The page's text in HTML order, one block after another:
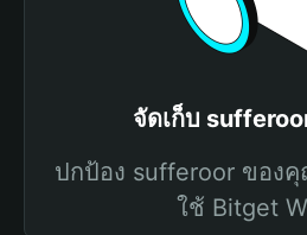
จัดเก็บ
ปกป้อง sufferoor ของ
ใช้ Bitget